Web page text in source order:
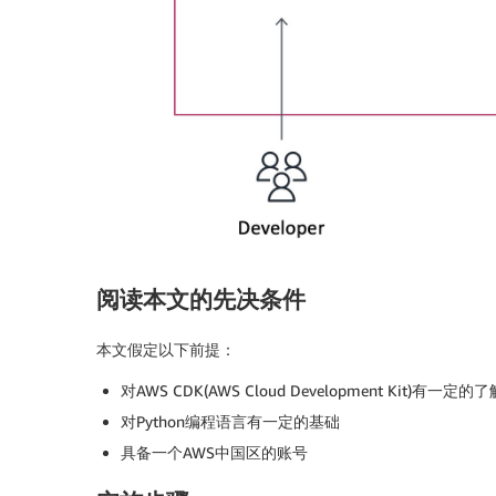
阅读本文的先决条件
本文假定以下前提：
对AWS CDK(AWS Cloud Development Kit)有一定的了
对Python编程语言有一定的基础
具备一个AWS中国区的账号